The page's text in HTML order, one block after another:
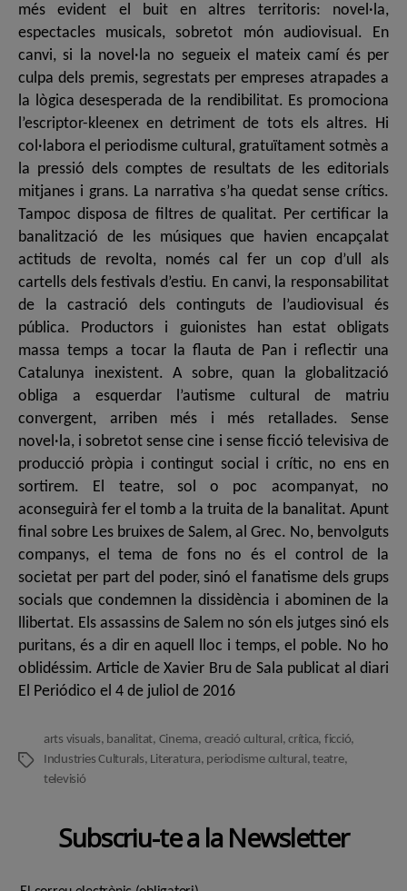
més evident el buit en altres territoris: novel·la,
espectacles musicals, sobretot món audiovisual. En
canvi, si la novel·la no segueix el mateix camí és per
culpa dels premis, segrestats per empreses atrapades a
la lògica desesperada de la rendibilitat. Es promociona
l’escriptor-klee­nex en detriment de tots els altres. Hi
col·labora el periodisme cultural, gratuïtament sotmès a
la pressió dels comptes de resultats de les editorials
mitjanes i grans. La narrativa s’ha quedat sense crítics.
Tampoc disposa de filtres de qualitat. Per certificar la
banalització de les músiques que havien encapçalat
actituds de revolta, només cal fer un cop d’ull als
cartells dels festivals d’estiu. En canvi, la responsabilitat
de la castració dels continguts de l’audiovisual és
pública. Productors i guionistes han estat obligats
massa temps a tocar la flauta de Pan i reflectir una
Catalunya inexistent. A sobre, quan la globalització
obliga a esquerdar l’autisme cultural de matriu
convergent, arriben més i més retallades. Sense
novel·la, i sobretot sense cine i sense ficció televisiva de
producció pròpia i contingut social i crític, no ens en
sortirem. El teatre, sol o poc acompanyat, no
aconseguirà fer el tomb a la truita de la banalitat. Apunt
final sobre Les bruixes de Salem, al Grec. No, benvolguts
companys, el tema de fons no és el control de la
societat per part del poder, sinó el fanatisme dels grups
socials que condemnen la dissidència i abominen de la
llibertat. Els assassins de Salem no són els jutges sinó els
puritans, és a dir en aquell lloc i temps, el poble. No ho
oblidéssim. Article de Xavier Bru de Sala publicat al diari
El Periódico el 4 de juliol de 2016
Etiquetes
arts visuals, banalitat, Cinema, creació cultural,crítica, ficció,
Industries Culturals, Literatura, periodisme cultural,teatre,
televisió
Subscriu-te a la Newsletter